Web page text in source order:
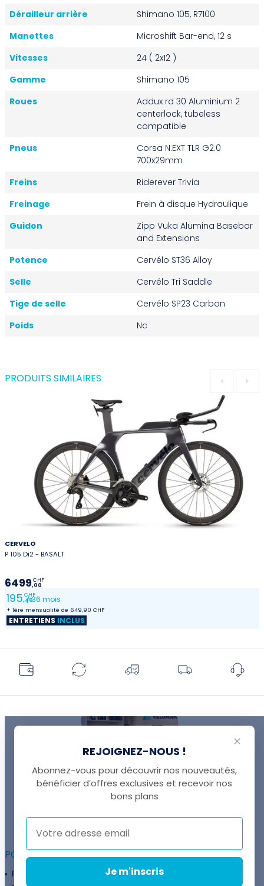
Dérailleur arrière
Shimano 105, R7100
Manettes
Microshift Bar-end, 12 s
Vitesses
24 ( 2x12 )
Gamme
Shimano 105
Roues
Addux rd 30 Aluminium 2
centerlock, tubeless
compatible
Pneus
Corsa N.EXT TLR G2.0
700x29mm
Freins
Riderever Trivia
Freinage
Frein à disque Hydraulique
Guidon
Zipp Vuka Alumina Basebar
and Extensions
Potence
Cervélo ST36 Alloy
Selle
Cervélo Tri Saddle
Tige de selle
Cervélo SP23 Carbon
Poids
Nc
PRODUITS SIMILAIRES
CERVELO
P 105 Di2 - BASALT
6499,00
CHF
195,40
CHF
/ 36 mois
+ 1ère mensualité de 649,90 CHF
ENTRETIENS INCLUS
UNE QUESTION ?
+41 22 307 02 00
POUR ALLER PLUS LOIN :
Programme fidélité
Entreprises
✕
REJOIGNEZ-NOUS !
Abonnez-vous pour découvrir nos nouveautés,
bénéficier d’offres exclusives et recevoir nos
bons plans
Je m'inscris